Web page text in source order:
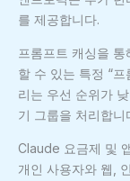
를 제공합니다.
프롬프트 캐싱을
할 수 있는 특정 “
리는 우선 순위가
기 그룹을 처리합니
Claude 요금제 및
개인 사용자와 웹,